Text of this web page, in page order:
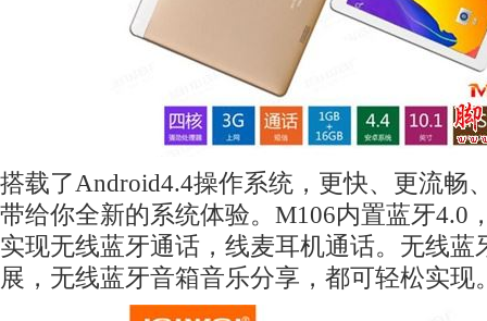
搭载了Android4.4操作系统，更快、更流畅
带给你全新的系统体验。M106内置蓝牙4.0
实现无线蓝牙通话，线麦耳机通话。无线蓝
展，无线蓝牙音箱音乐分享，都可轻松实现